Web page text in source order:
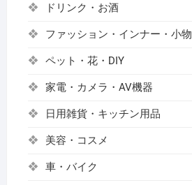
ドリンク・お酒
ファッション・インナー・小物
ペット・花・DIY
家電・カメラ・AV機器
日用雑貨・キッチン用品
美容・コスメ
車・バイク